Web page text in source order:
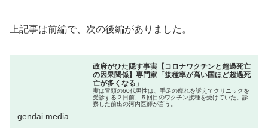
上記事は前編で、次の後編がありました。
政府がひた隠す事実【コロナワクチンと超過死亡
の因果関係】専門家「接種率が高い国ほど超過死
亡が多くなる」
実は冒頭の60代男性は、手足の痺れを訴えてクリニックを
受診する２日前、５回目のワクチン接種を受けていた。診
察した前出の河内医師が言う。
gendai.media